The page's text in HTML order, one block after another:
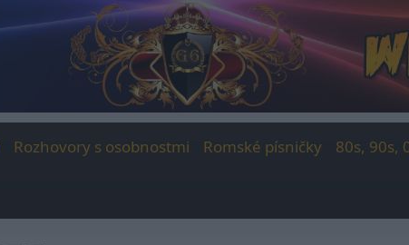
Rozhovory s osobnostmi Romské písničky 80s, 90s,